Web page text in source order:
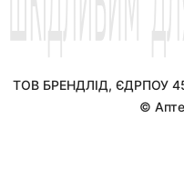
ТОВ БРЕНДЛІД, ЄДРПОУ
©